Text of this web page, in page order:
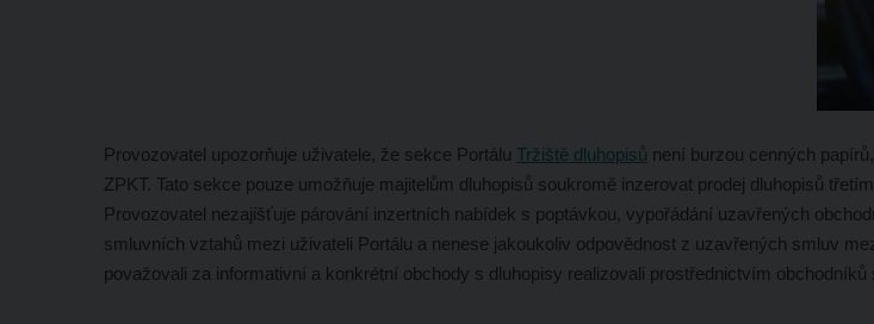
Provozovatel upozorňuje uživatele, že sekce Portálu Tržiště dluhopisů není burzou cenných
ZPKT. Tato sekce pouze umožňuje majitelům dluhopisů soukromě inzerovat prodej dluhopisů
Provozovatel nezajišťuje párování inzertních nabídek s poptávkou, vypořádání uzavřených
smluvních vztahů mezi uživateli Portálu a nenese jakoukoliv odpovědnost z uzavřených smluv
považovali za informativní a konkrétní obchody s dluhopisy realizovali prostřednictvím obchodníků